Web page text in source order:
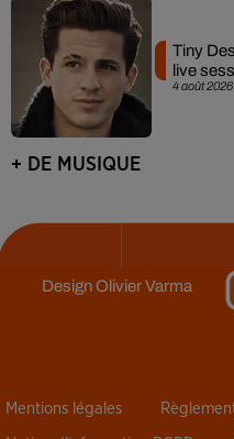
4 août 2026
Tiny
live
+ DE MUSIQUE
DesignOlivier Varma
Mentions légales